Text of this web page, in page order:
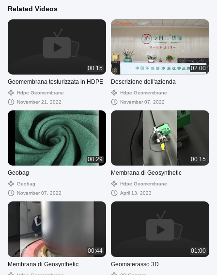
Related Videos
00:15
Geomembrana testurizzata in HDPE
Hdpe Geomembrane
November 21, 2022
02:00
Descrizione dell'azienda
Hdpe Geomembrane
November 07, 2022
00:29
Geobag
Geobag
November 07, 2022
00:15
Membrana di Geosynthetic
Hdpe Geomembrane
April 13, 2023
00:44
Membrana di Geosynthetic
01:00
Geomaterasso 3D